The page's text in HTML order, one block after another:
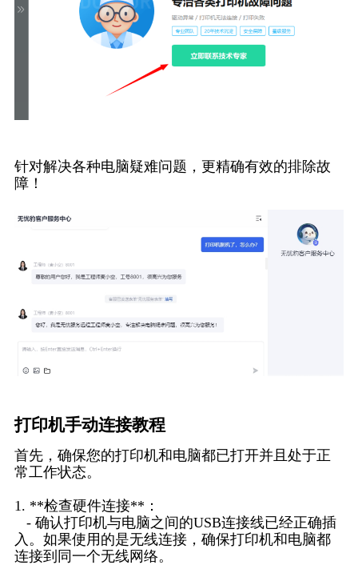
针对解决各种电脑疑难问题，更精确有效的排除故
障！
打印机手动连接教程
首先，确保您的打印机和电脑都已打开并且处于正
常工作状态。
1. **检查硬件连接**：
- 确认打印机与电脑之间的USB连接线已经正确插
入。如果使用的是无线连接，确保打印机和电脑都
连接到同一个无线网络。